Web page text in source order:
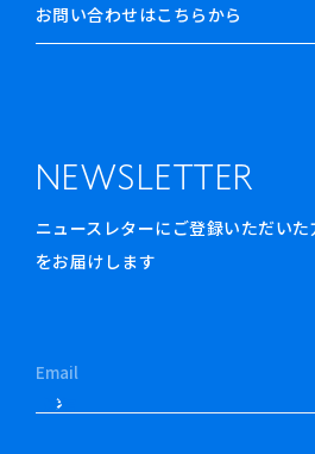
お問い合わせはこちらから
NEWSLETTER
ニュースレターにご登録いただい
をお届けします